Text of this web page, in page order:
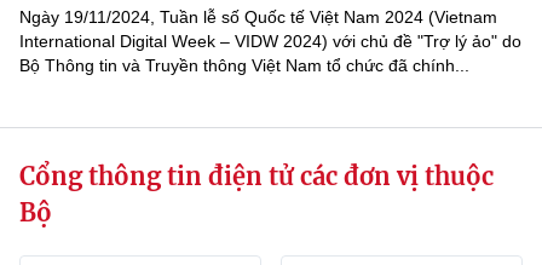
Vietnamese English
BỘ KHOA HỌC VÀ CÔNG NGHỆ
MINISTRY OF SCIENCE AND TECHNOLOGY
Ngày 19/11/2024, Tuần lễ số Quốc tế Việt Nam 2024 (Vietnam
International Digital Week – VIDW 2024) với chủ đề "Trợ lý ảo" do
Bộ Thông tin và Truyền thông Việt Nam tổ chức đã chính...
Cổng thông tin điện tử các đơn vị thuộc
Bộ